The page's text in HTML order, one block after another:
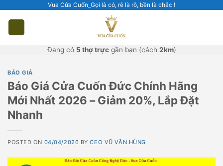
Vua Cửa Cuốn_Gọi là có, rẻ là rõ, bền là chắc !
Đang có 5 thợ trựcgần bạn (cách 2km)
BÁO GIÁ
Báo Giá Cửa Cuốn Đức Chính Hãng
Mới Nhất 2026 – Giảm 20%, Lắp Đặt
Nhanh
POSTED ON 04/04/2026 BYCEO VŨ VĂN HÙNG